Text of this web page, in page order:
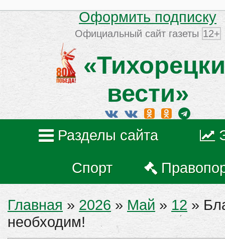
Оформить подписку
Официальный сайт газеты 12+
вести»
Разделы сайта
Спорт
Главная » 2026 » Май » 12»
необходим!